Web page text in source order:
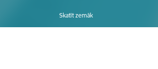
Skatīt zemāk